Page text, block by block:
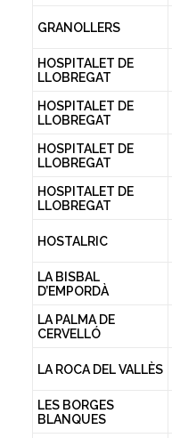
GRANOLLERS
HOSPITALET DE
LLOBREGAT
HOSPITALET DE
LLOBREGAT
HOSPITALET DE
LLOBREGAT
HOSPITALET DE
LLOBREGAT
HOSTALRIC
LA BISBAL
D’EMPORDÀ
LA PALMA DE
CERVELLÓ
LA ROCA DEL VALLÈS
LES BORGES
BLANQUES